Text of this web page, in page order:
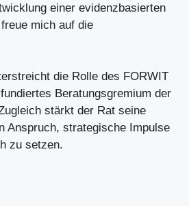
einer evidenzbasierten
mich auf die
die Rolle des FORWIT
Beratungsgremium der
stärkt der Rat seine
Anspruch, strategische Impulse
zu setzen.